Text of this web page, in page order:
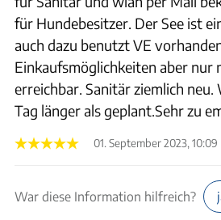
für Hundebesitzer. Der See ist
auch dazu benutzt VE
Einkaufsmöglichkeiten aber nur
erreichbar. Sanitär ziemlich neu.
Tag länger als geplant.Sehr zu
01. September 2023,
War diese Information hilfreich?